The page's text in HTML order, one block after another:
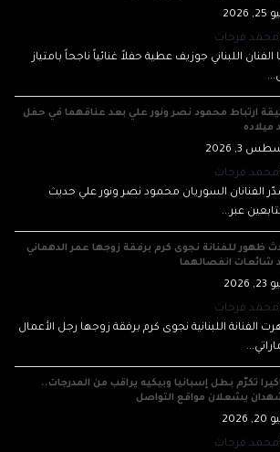
2026
محمد فرحات
الفنان اللبناني جوزيف عطية حفلاً غنائياً ناجحاً بامتياز
ارتباط محمود نصر ونور علي بعد عناقهما في حفل
ميلاده
3, 2026
محمد فرحات
الفنانان السوريان محمود نصر ونور علي حديث
عبر...
ظهور للفنانة نجوى كرم برفقة زوجها عمر الدهماني
شائعات انفصالهما
2026
محمد فرحات
الفنانة اللبنانية نجوى كرم برفقة زوجها رجل الأعمال
تكرّم بطل إسبانيا وبيكيه يراقب من المدرجات..
يشعلان مواقع التواصل
2026
محمد فرحات